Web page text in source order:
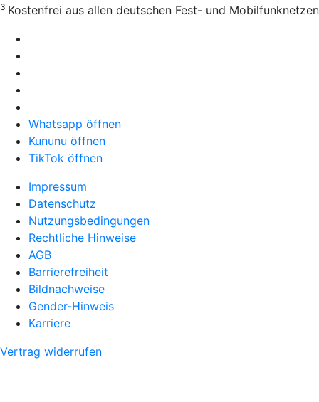
3 Kostenfrei aus allen deutschen Fest- und Mobilfunknetzen
Whatsapp öffnen
Kununu öffnen
TikTok öffnen
Impressum
Datenschutz
Nutzungsbedingungen
Rechtliche Hinweise
AGB
Barrierefreiheit
Bildnachweise
Gender-Hinweis
Karriere
Vertrag widerrufen